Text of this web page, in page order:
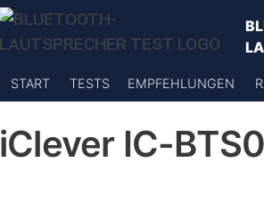
START TESTS EMPFEHLUNGEN
iClever IC-